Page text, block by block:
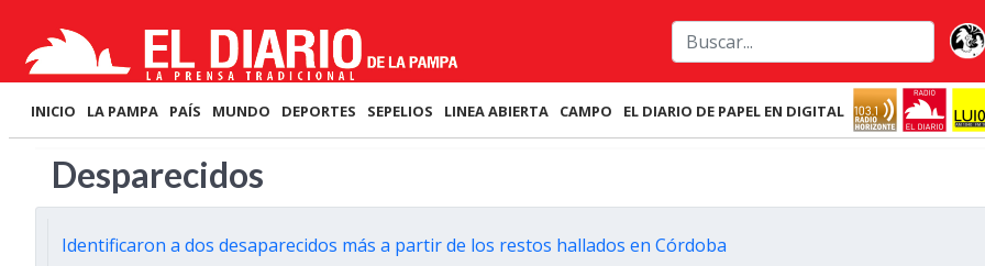
INICIO LA PAMPA PAÍS MUNDO DEPORTES SEPELIOS LINEA ABIERTA CAMPO EL DIARIO DE PAPEL EN DIGITAL
Desparecidos
Identificaron a dos desaparecidos más a partir de los restos hallados en Córdoba